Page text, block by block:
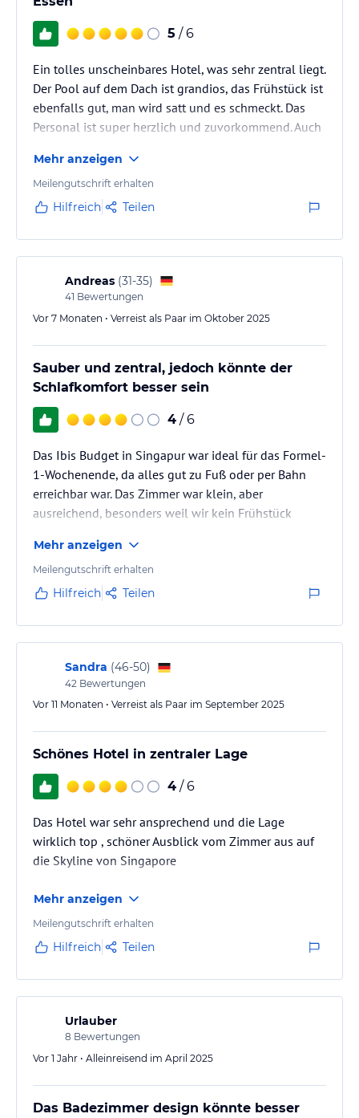
Hinweis:
Verfasst von HolidayCheck mit Hilfe von KI. Alle
Angaben ohne Gewähr. Bitte lies vor der Buchung die
5 / 6
Ein tolles unscheinbares Hotel, was sehr zentral liegt.
Der Pool auf dem Dach ist grandios, das Frühstück ist
ebenfalls gut, man wird satt und es schmeckt. Das
Personal ist super herzlich und zuvorkommend. Auch
persönlich gut gefallen dort. Singapur an sich ist
auch der Wahnsinn, nur sehr teuer.
Mehr anzeigen
Meilengutschrift erhalten
Hilfreich Teilen
Andreas (31-35)
41 Bewertungen
Vor 7 Monaten • Verreist als Paar im Oktober 2025
Sauber und zentral, jedoch könnte der
Schlafkomfort besser sein
4 / 6
Das Ibis Budget in Singapur war ideal für das Formel-
1-Wochenende, da alles gut zu Fuß oder per Bahn
erreichbar war. Das Zimmer war klein, aber
ausreichend, besonders weil wir kein Frühstück
zum Aufzug, ansonsten passte es gut zum F1-
Wochenende.
Mehr anzeigen
Meilengutschrift erhalten
Hilfreich Teilen
Sandra (46-50)
42 Bewertungen
Vor 11 Monaten • Verreist als Paar im September 2025
Schönes Hotel in zentraler Lage
4 / 6
Das Hotel war sehr ansprechend und die Lage
wirklich top , schöner Ausblick vom Zimmer aus auf
die Skyline von Singapore
Mehr anzeigen
Meilengutschrift erhalten
Hilfreich Teilen
Urlauber
8 Bewertungen
Vor 1 Jahr • Alleinreisend im April 2025
Das Badezimmer design könnte besser